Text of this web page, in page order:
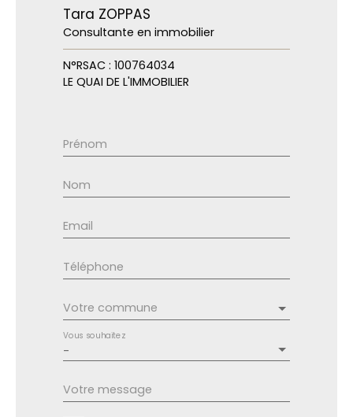
Tara ZOPPAS
Consultante en immobilier
N°RSAC : 100764034
LE QUAI DE L'IMMOBILIER
Prénom
Nom
Email
Téléphone
Votre commune
-
Vous souhaitez
Votre message